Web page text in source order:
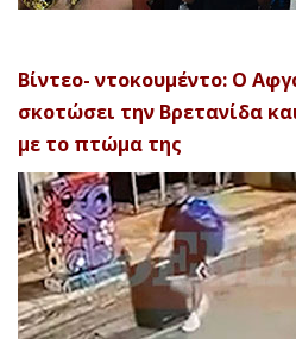
Βίντεο- ντοκουμέντο: Ο
σκοτώσει την Βρετανίδα
με το πτώμα της